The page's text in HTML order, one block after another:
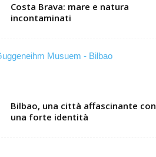
Costa Brava: mare e natura
incontaminati
Bilbao, una città affascinante con
una forte identità